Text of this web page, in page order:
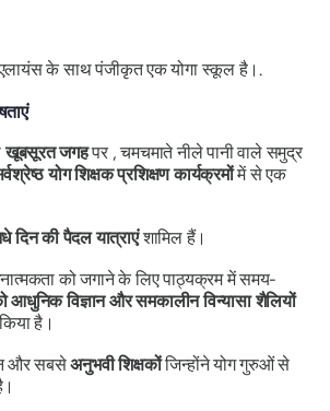
एलायंस के साथ पंजीकृत एक योगा स्कूल है।.
खूबसूरत जगहपर , चमचमाते नीले पानी वाले समुद्र
योग शिक्षक प्रशिक्षण कार्यक्रमोंमें से एक
दिन की पैदल यात्राएंशामिल हैं।
को जगाने के लिए पाठ्यक्रम में समय-
आधुनिक विज्ञान और समकालीन विन्यासा शैलियों
है।
और सबसेअनुभवी शिक्षकोंजिन्होंने योग गुरुओं से